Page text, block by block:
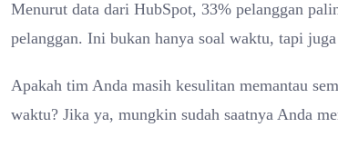
Menurut data dari HubSpot, 33% pelanggan
pelanggan. Ini bukan hanya soal waktu, tapi
Apakah tim Anda masih kesulitan memantau
waktu? Jika ya, mungkin sudah saatnya Anda